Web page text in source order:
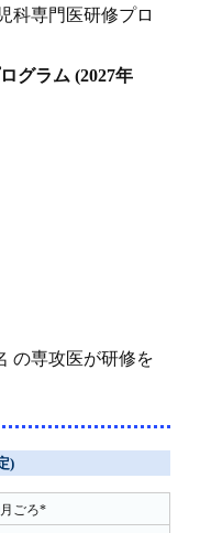
科専門医研修プロ
グラム (2027年
の専攻医が研修を
)
ごろ*